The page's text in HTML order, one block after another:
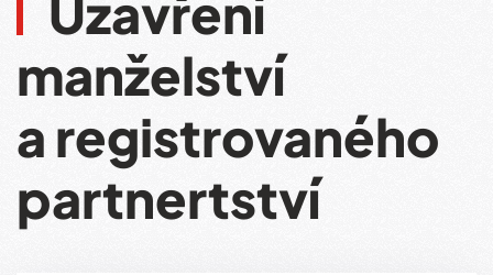
manželství
a registrovaného
partnertství